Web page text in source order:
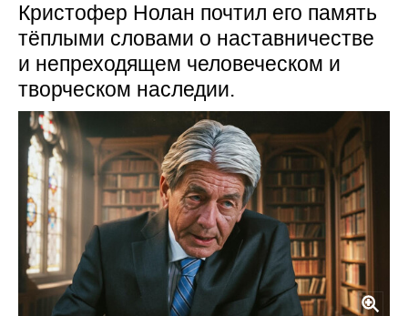
Кристофер Нолан почтил его память
тёплыми словами о наставничестве
и непреходящем человеческом и
творческом наследии.